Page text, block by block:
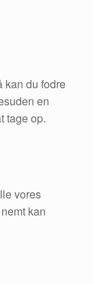
kan du fodre
en
tage op.
vores
kan